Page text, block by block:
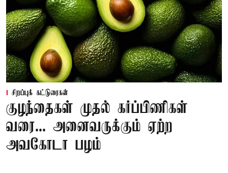
சிறப்புக் கட்டுரைகள்
குழந்தைகள் முதல் கர்ப்பிணிகள்
வரை... அனைவருக்கும் ஏற்ற
அவகோடா பழம்